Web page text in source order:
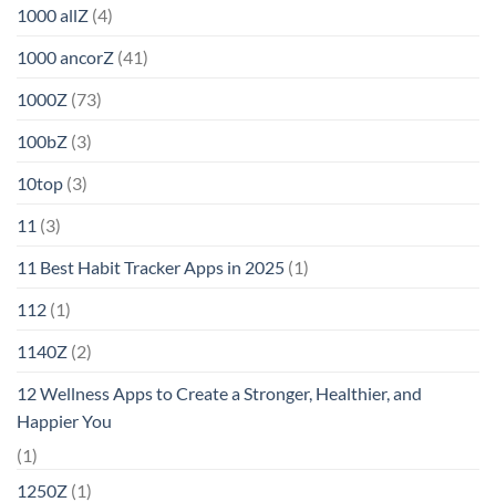
1000 allZ (4)
1000 ancorZ (41)
1000Z (73)
100bZ (3)
10top (3)
11 (3)
11 Best Habit Tracker Apps in 2025 (1)
112 (1)
1140Z (2)
12 Wellness Apps to Create a Stronger, Healthier, and
Happier You
(1)
1250Z (1)